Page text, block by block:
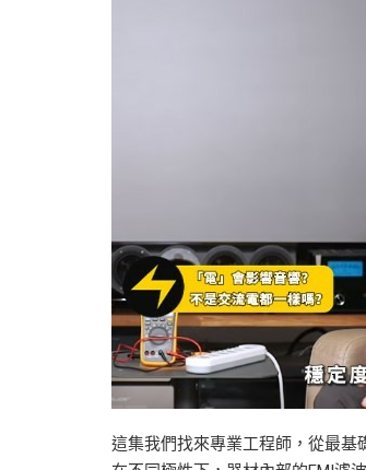
這集我們找來專業工程師，從最